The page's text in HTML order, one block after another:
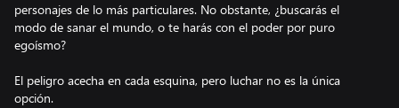
personajes de lo más particulares. No obstante, ¿buscarás el
modo de sanar el mundo, o te harás con el poder por puro
egoísmo?
El peligro acecha en cada esquina, pero luchar no es la única
opción.